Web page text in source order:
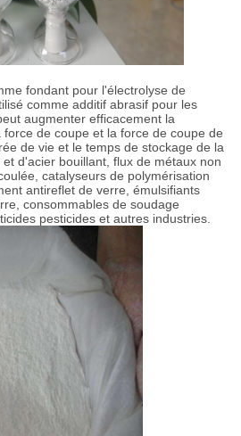
fondant pour l'électrolyse de
comme additif abrasif pour les
augmenter efficacement la
de coupe et la force de coupe de
de vie et le temps de stockage de la
d'acier bouillant, flux de métaux non
catalyseurs de polymérisation
antireflet de verre, émulsifiants
consommables de soudage
pesticides et autres industries.